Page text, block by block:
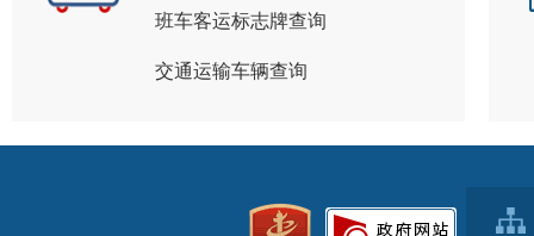
班车客运标志牌查询
交通运输车辆查询